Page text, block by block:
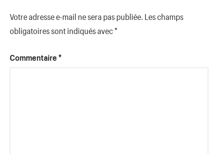
Votre adresse e-mail ne sera pas publiée. Les champs
obligatoires sont indiqués avec*
Commentaire *